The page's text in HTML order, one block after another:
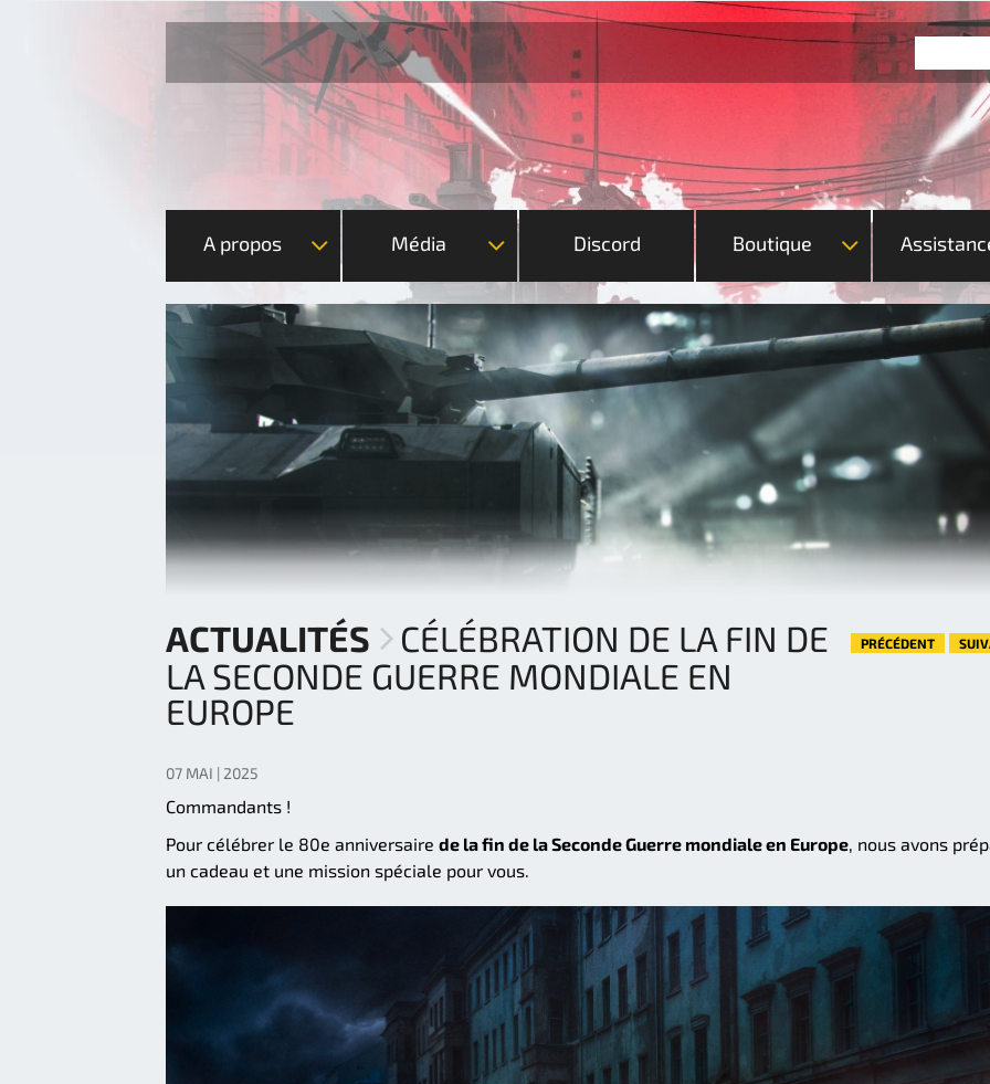
A propos Média Discord Boutique
ACTUALITÉS
CÉLÉBRATION DE LA FIN DE
LA SECONDE GUERRE MONDIALE EN
EUROPE
PRÉCÉDENT
07 MAI | 2025
Commandants !
Pour célébrer le 80e anniversaire de la fin de la Seconde Guerre mondiale en Europe, nous avons
un cadeau et une mission spéciale pour vous.